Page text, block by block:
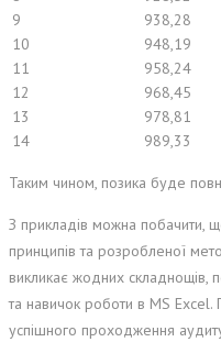
9
938,28
10
948,19
11
958,24
12
968,45
13
978,81
14
989,33
Таким чином, позика буде
З прикладів можна побачити,
принципів та розробленої
викликає жодних складнощів,
та навичок роботи в MS Excel.
успішного проходження